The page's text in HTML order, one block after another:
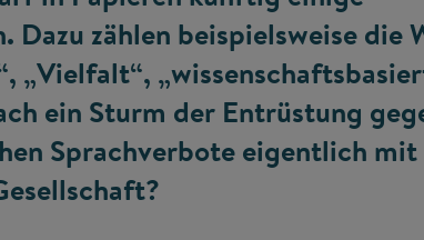
zählen beispielsweise die
„Vielfalt“,
ein Sturm der Entrüstung
Sprachverbote eigentlich mit